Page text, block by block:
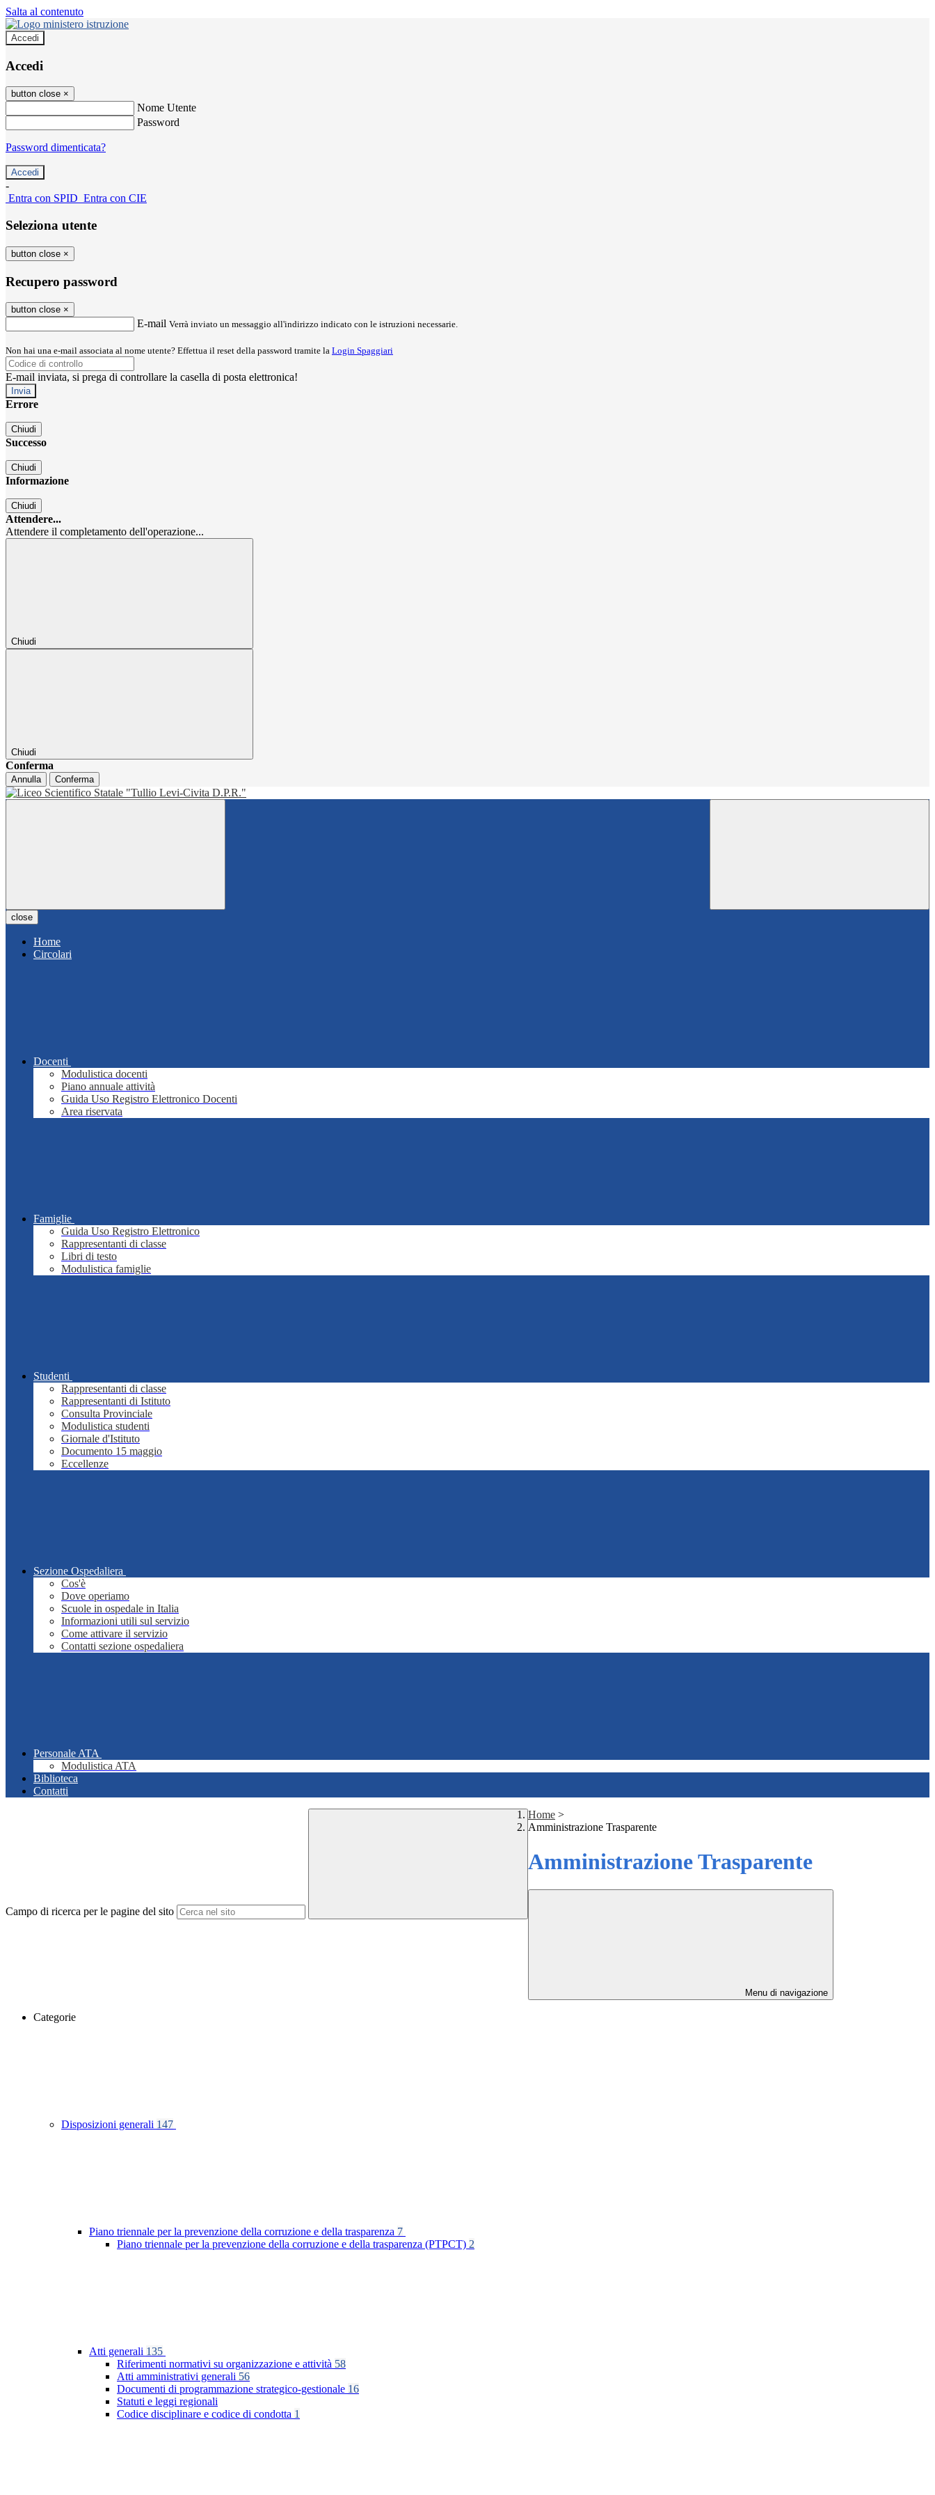
Salta al contenuto
Accedi
Accedi
button close ×
Nome Utente
Password
Password dimenticata?
-
Entra con SPID Entra con CIE
Seleziona utente
button close ×
Recupero password
button close ×
E-mail Verrà inviato un messaggio all'indirizzo indicato con le istruzioni necessarie.
Non hai una e-mail associata al nome utente? Effettua il reset della password tramite la Login Spaggiari
E-mail inviata, si prega di controllare la casella di posta elettronica!
Errore
Chiudi
Successo
Chiudi
Informazione
Chiudi
Attendere...
Attendere il completamento dell'operazione...
Chiudi
Chiudi
Conferma
Annulla Conferma
close
Home
Circolari
Docenti
Modulistica docenti
Piano annuale attività
Guida Uso Registro Elettronico Docenti
Area riservata
Famiglie
Guida Uso Registro Elettronico
Rappresentanti di classe
Libri di testo
Modulistica famiglie
Studenti
Rappresentanti di classe
Rappresentanti di Istituto
Consulta Provinciale
Modulistica studenti
Giornale d'Istituto
Documento 15 maggio
Eccellenze
Sezione Ospedaliera
Cos'è
Dove operiamo
Scuole in ospedale in Italia
Informazioni utili sul servizio
Come attivare il servizio
Contatti sezione ospedaliera
Personale ATA
Modulistica ATA
Biblioteca
Contatti
Campo di ricerca per le pagine del sito
Home >
Amministrazione Trasparente
Amministrazione Trasparente
Menu di navigazione
Categorie
Disposizioni generali 147
Piano triennale per la prevenzione della corruzione e della trasparenza 7
Piano triennale per la prevenzione della corruzione e della trasparenza (PTPCT) 2
Atti generali 135
Riferimenti normativi su organizzazione e attività 58
Atti amministrativi generali 56
Documenti di programmazione strategico-gestionale 16
Statuti e leggi regionali
Codice disciplinare e codice di condotta 1